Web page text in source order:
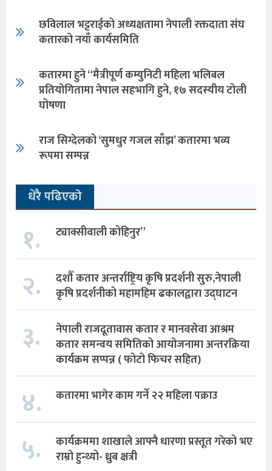
छविलाल भट्टराईको अध्यक्षतामा नेपाली रक्तदाता संघ
कतारको नयाँ कार्यसमिति
कतारमा हुने “मैत्रीपूर्ण कम्युनिटी महिला भलिबल
प्रतियोगितामा नेपाल सहभागि हुने, १७ सदस्यीय टोली
घोषणा
राज सिग्देलको ‘सुमधुर गजल साँझ’ कतारमा भव्य
रूपमा सम्पन्न
धेरै पढिएको
१. ट्याक्सीवाली कोहिनुर”
२.
दशौँ कतार अन्तर्राष्ट्रिय कृषि प्रदर्शनी सुरु,नेपाली
कृषि प्रदर्शनीको महामहिम ढकालद्वारा उद्घाटन
३.
नेपाली राजदूतावास कतार र मानवसेवा आश्रम
कतार समन्वय समितिको आयोजनामा अन्तरक्रिया
कार्यक्रम सप्पन्न ( फोटो फिचर सहित)
४. कतारमा भागेर काम गर्ने २२ महिला पक्राउ
५.
कार्यक्रममा शाखाले आफ्नै धारणा प्रस्तूत गरेको भए
राम्रो हुन्थ्यो- ध्रुब क्षत्री